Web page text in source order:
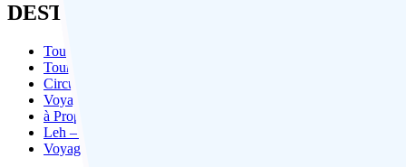
DESTINATIONS PAR ÉTATS
Tour de l'Inde du Nord
Tour de l'Inde du Sud
Circuit au Rajasthan
Voyages Himachal
à Propos de Delhi
Leh – Ladakh
Voyage du Bhoutan